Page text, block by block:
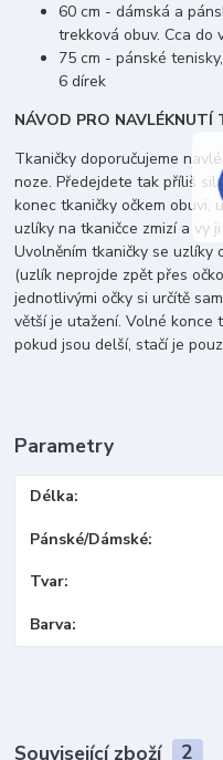
60 cm - dámská a
trekková obuv. Cca do
75 cm - pánské
6 dírek
NÁVOD PRO NAVLÉKNUTÍ
Tkaničky doporučujeme
noze. Předejdete tak příliš
konec tkaničky očkem obuvi,
uzlíky na tkaničce zmizí a vy
Uvolněním tkaničky se uzlíky
(uzlík neprojde zpět přes
jednotlivými očky si určítě
větší je utažení. Volné konce
pokud jsou delší, stačí je
Parametry
Délka
Pánské/Dámské
Tvar
Barva
Související zboží 2